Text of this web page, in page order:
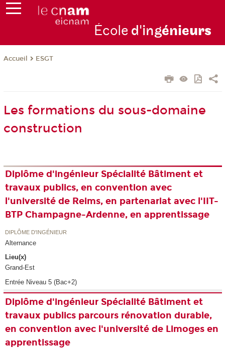
École d'ingénieurs
Accueil ESGT
Les formations du sous-domaine
construction
Diplôme d'ingénieur Spécialité Bâtiment et
travaux publics, en convention avec
l'université de Reims, en partenariat avec l'IIT-
BTP Champagne-Ardenne, en apprentissage
DIPLÔME D'INGÉNIEUR
Alternance
Lieu(x)
Grand-Est
Entrée Niveau 5 (Bac+2)
Diplôme d'ingénieur Spécialité Bâtiment et
travaux publics parcours rénovation durable,
en convention avec l'université de Limoges en
apprentissage